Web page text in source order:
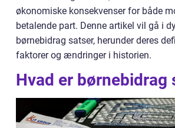
økonomiske konsekvenser for både
betalende part. Denne artikel vil gå i
børnebidrag satser, herunder deres
faktorer og ændringer i historien.
Hvad er børnebidrag